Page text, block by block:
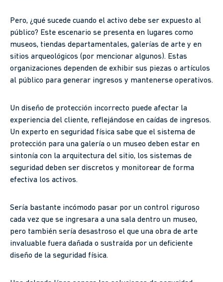
Pero, ¿qué sucede cuando el activo debe ser expuesto al
público? Este escenario se presenta en lugares como
museos, tiendas departamentales, galerías de arte y en
sitios arqueológicos (por mencionar algunos). Estas
organizaciones dependen de exhibir sus piezas o artículos
al público para generar ingresos y mantenerse operativos.
Un diseño de protección incorrecto puede afectar la
experiencia del cliente, reflejándose en caídas de ingresos.
Un experto en seguridad física sabe que el sistema de
protección para una galería o un museo deben estar en
sintonía con la arquitectura del sitio, los sistemas de
seguridad deben ser discretos y monitorear de forma
efectiva los activos.
Sería bastante incómodo pasar por un control riguroso
cada vez que se ingresara a una sala dentro un museo,
pero también sería desastroso el que una obra de arte
invaluable fuera dañada o sustraída por un deficiente
diseño de la seguridad física.